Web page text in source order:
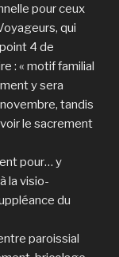
pour ceux
qui
4 de
: « motif familial
y sera
tandis
le sacrement
pour… y
la visio-
du
paroissial